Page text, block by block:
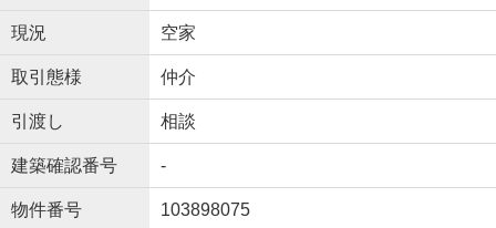
現況 空家
取引態様 仲介
引渡し 相談
建築確認番号 -
物件番号 103898075